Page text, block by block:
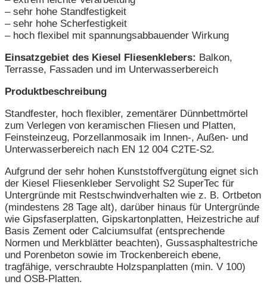
– sehr hohe Standfestigkeit
– sehr hohe Scherfestigkeit
– hoch flexibel mit spannungsabbauender Wirkung
Einsatzgebiet des Kiesel Fliesenklebers: Balkon,
Terrasse, Fassaden und im Unterwasserbereich
Produktbeschreibung
Standfester, hoch flexibler, zementärer Dünnbettmörtel
zum Verlegen von keramischen Fliesen und Platten,
Feinsteinzeug, Porzellanmosaik im Innen-, Außen- und
Unterwasserbereich nach EN 12 004 C2TE-S2.
Aufgrund der sehr hohen Kunststoffvergütung eignet sich
der Kiesel Fliesenkleber Servolight S2 SuperTec für
Untergründe mit Restschwindverhalten wie z. B. Ortbeton
(mindestens 28 Tage alt), darüber hinaus für Untergründe
wie Gipsfaserplatten, Gipskartonplatten, Heizestriche auf
Basis Zement oder Calciumsulfat (entsprechende
Normen und Merkblätter beachten), Gussasphaltestriche
und Porenbeton sowie im Trockenbereich ebene,
tragfähige, verschraubte Holzspanplatten (min. V 100)
und OSB-Platten.